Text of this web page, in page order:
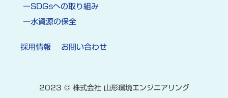
SDGsへの取り組み
水資源の保全
採用情報 お問い合わせ
2023 © 株式会社 山形環境エンジニアリング